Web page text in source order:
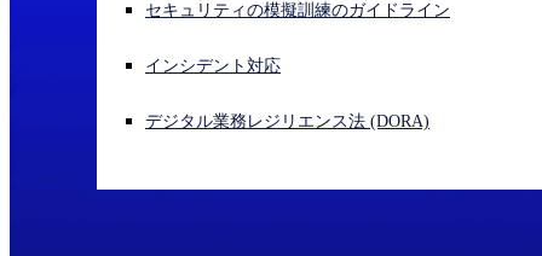
セキュリティの模擬訓練のガイドライン
インシデント対応
デジタル業務レジリエンス法 (DORA)